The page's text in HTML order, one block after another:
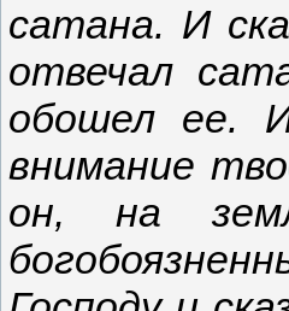
сатана. И
отвечал
обошел ее.
внимание
он, на